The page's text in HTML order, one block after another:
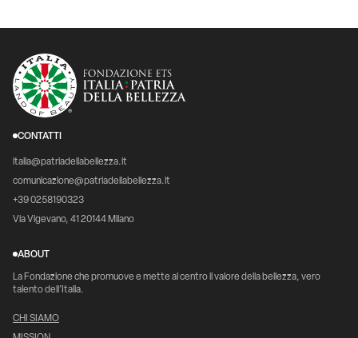
CONTATTI
italia@patriadellabellezza.it
comunicazione@patriadellabellezza.it
+39 0258190323
Via Vigevano, 41 20144 Milano
ABOUT
La Fondazione che promuove e mette al centro il valore della bellezza, vero
talento dell’Italia.
CHI SIAMO